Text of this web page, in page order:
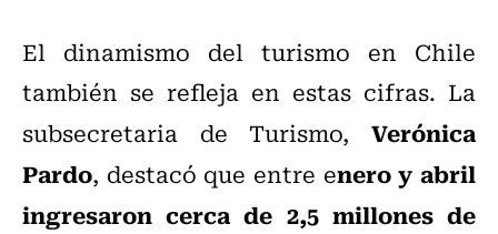
El dinamismo del turismo en Chile
también se refleja en estas cifras. La
subsecretaria de Turismo, Verónica
Pardo, destacó que entre enero y abril
ingresaron cerca de 2,5 millones de